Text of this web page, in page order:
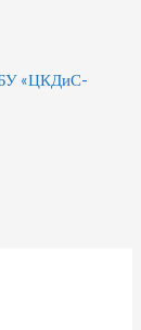
«ЦКДиС-